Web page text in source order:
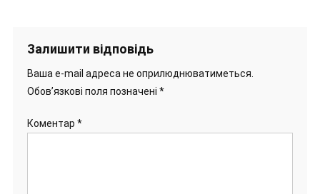
Залишити відповідь
Ваша e-mail адреса не оприлюднюватиметься.
Обов’язкові поля позначені *
Коментар *